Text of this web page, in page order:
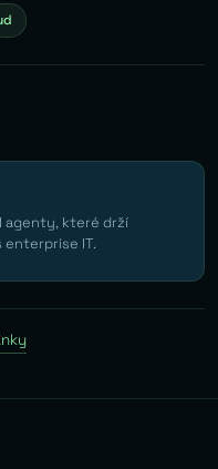
agenty, které drží
enterprise IT.